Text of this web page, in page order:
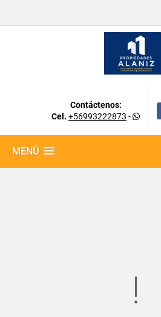
Contáctenos:
Cel. +56993222873 -
MENÚ